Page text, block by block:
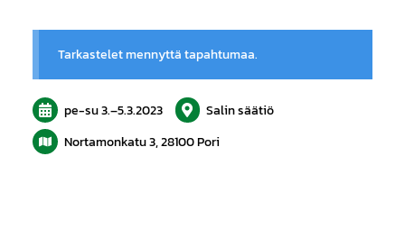
Tarkastelet mennyttä tapahtumaa.
pe-su3.–5.3.2023
Salin säätiö
Nortamonkatu 3, 28100 Pori